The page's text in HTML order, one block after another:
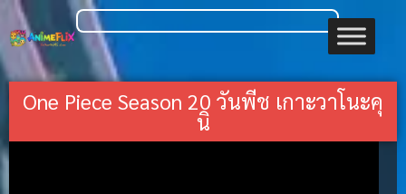
One Piece Season 20 วันพีช เกาะวาโนะคุ
นิ